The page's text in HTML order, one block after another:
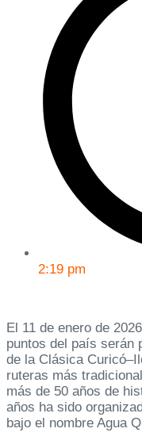
2:19 pm
El 11 de enero de
puntos del país serán
de la Clásica
ruteras más
más de 50 años de
años ha sido
bajo el nombre Agua